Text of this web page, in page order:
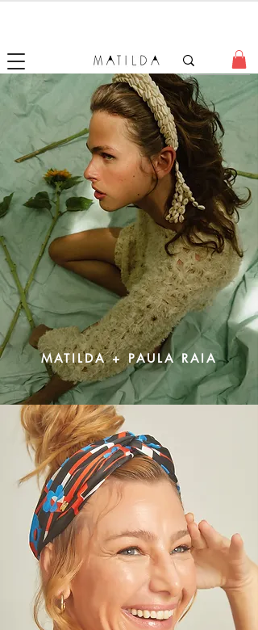
MATILDA + PAULA RAIA